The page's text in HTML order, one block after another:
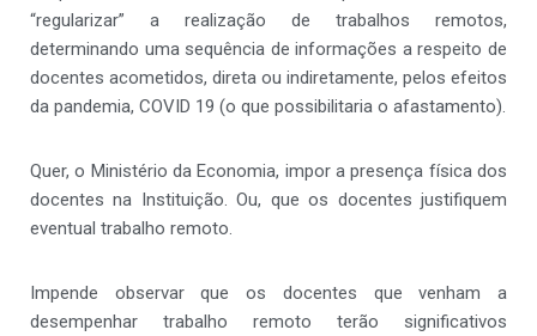
“regularizar” a realização de trabalhos remotos,
determinando uma sequência de informações a respeito de
docentes acometidos, direta ou indiretamente, pelos efeitos
da pandemia, COVID 19 (o que possibilitaria o afastamento).
Quer, o Ministério da Economia, impor a presença física dos
docentes na Instituição. Ou, que os docentes justifiquem
eventual trabalho remoto.
Impende observar que os docentes que venham a
desempenhar trabalho remoto terão significativos